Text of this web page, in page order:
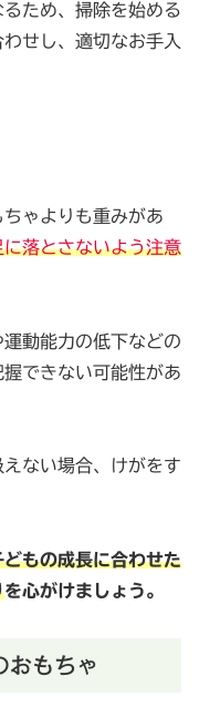
ため、掃除を始める
せし、適切なお手入
ゃよりも重みがあ
落とさないよう注意
動能力の低下などの
できない可能性があ
ない場合、けがをす
どもの成長に合わせた
を心がけましょう。
おもちゃ